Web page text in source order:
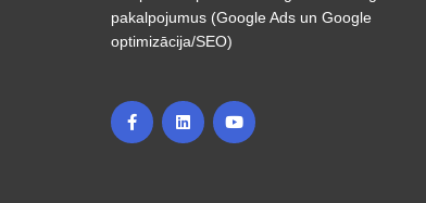
pakalpojumus (Google Ads un Google
optimizācija/SEO)